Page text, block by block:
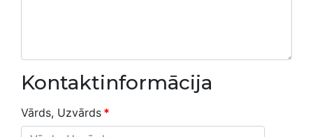
Kontaktinformācija
Vārds, Uzvārds *